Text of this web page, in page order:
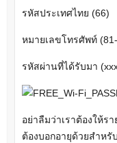
รหัสประเทศไทย (66)
หมายเลขโทรศัพท์
รหัสผ่านที่ได้รับมา
อย่าลืมว่าเราต้องให้ร
ต้องบอกอายุด้วยสำหรั